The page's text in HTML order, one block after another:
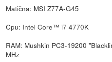
Matična: MSI Z77A-G45
Cpu: Intel Core™ i7 4770K
RAM: Mushkin PC3-19200
MHz